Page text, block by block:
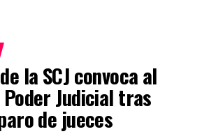
la SCJ convoca al
Judicial tras
de jueces